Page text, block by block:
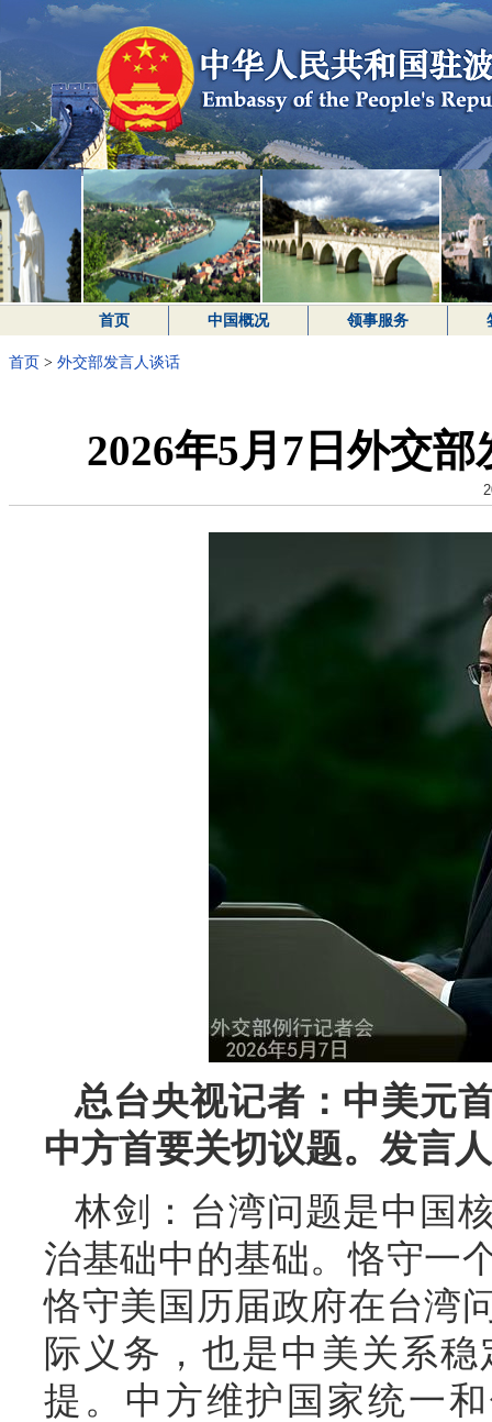
首页 中国概况 领事服务
首页 > 外交部发言人谈话
2026年5月7日外交
总台央视记者：中美元
中方首要关切议题。发言
林剑：台湾问题是中国
治基础中的基础。恪守一
恪守美国历届政府在台湾
际义务，也是中美关系
提。中方维护国家统一